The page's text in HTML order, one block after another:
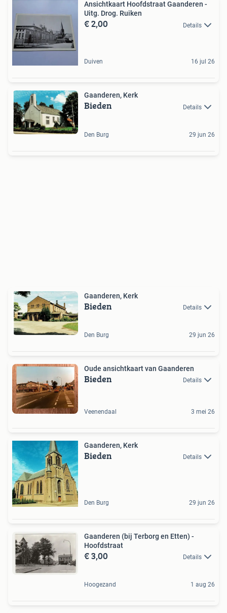
Ansichtkaart Hoofdstraat Gaanderen -
Uitg. Drog. Ruiken
€ 2,00 Details
Duiven 16 jul 26
Gaanderen, Kerk
Bieden Details
Den Burg 29 jun 26
Gaanderen, Kerk
Bieden Details
Den Burg 29 jun 26
Oude ansichtkaart van Gaanderen
Bieden Details
Veenendaal 3 mei 26
Gaanderen, Kerk
Bieden Details
Den Burg 29 jun 26
Gaanderen (bij Terborg en Etten) -
Hoofdstraat
€ 3,00 Details
Hoogezand 1 aug 26